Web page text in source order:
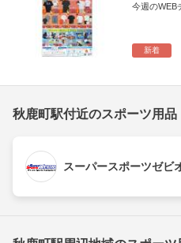
新着
今週のWEB
秋鹿町駅付近のスポーツ用品
スーパースポーツゼビ